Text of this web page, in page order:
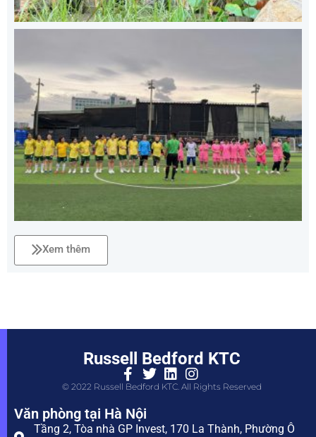
Xem thêm
Russell Bedford KTC
© 2022 Russell Bedford KTC. All Rights Reserved
Văn phòng tại Hà Nội
Tầng 2, Tòa nhà GP Invest, 170 La Thành, Phường Ô